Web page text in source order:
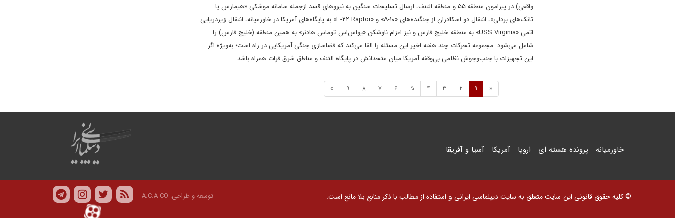
واقعی) در پیرامون منطقه ۵۵ و منطقه التنف، ارسال تسلیحات سنگین به نیروهای قسد ازجمله سامانه موشکی «هیمارس یا
تانک‌های بردلی»، انتقال دو اسکادران از جنگنده‌های «A-۱۰» و «F-۲۲ Raptor» به پایگاه‌های آمریکا در خاورمیانه، انتقال زیردریایی
اتمی «USS Virginia» به منطقه خلیج فارس و نیز اعزام ناوشکن «یو‌‌اس‌‌اس توماس هادنر» به همین منطقه (خلیج فارس) را
شامل می‌شود. مجموعه تحرکات چند هفته اخیر این مسئله را القا می‌کند که فضاسازی جنگی آمریکایی در راه است؛ به‌ویژه اگر
این تجهیزات با جنب‌و‌جوش نظامی بی‌وقفه آمریکا میان متحدانش در پایگاه التنف و مناطق شرق فرات همراه باشد.
«
1
2
3
4
5
6
7
8
9
»
خاورمیانه پرونده هسته ای اروپا آمریکا آسیا و آفریقا
© کلیه حقوق قانونی این سایت متعلق به سایت دیپلماسی ایرانی و استفاده از مطالب با ذکر منابع بلا مانع است. توسعه و طراحی: A.C.A CO